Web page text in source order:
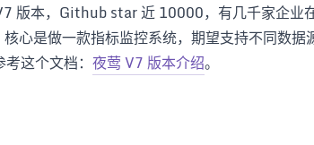
版本，Github star 近 10000，有几千家企业
心是做一款指标监控系统，期望支持不同数据
这个文档： 夜莺 V7 版本介绍。